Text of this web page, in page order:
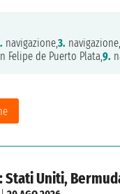
navigazione,3.
Felipe de Puerto Plata,9.
Stati Uniti,